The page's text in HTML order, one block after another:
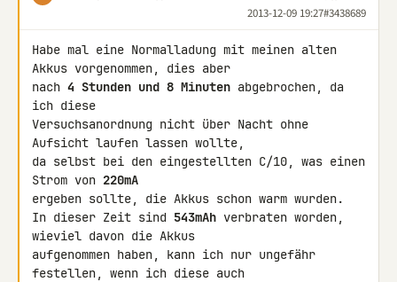
2013-12-09 19:27#3438689
Habe mal eine Normalladung mit meinen alten
Akkus vorgenommen, dies aber
nach 4 Stunden und 8 Minuten abgebrochen, da
ich diese
Versuchsanordnung nicht über Nacht ohne
Aufsicht laufen lassen wollte,
da selbst bei den eingestellten C/10, was einen
Strom von 220mA
ergeben sollte, die Akkus schon warm wurden.
In dieser Zeit sind 543mAh verbraten worden,
wieviel davon die Akkus
aufgenommen haben, kann ich nur ungefähr
festellen, wenn ich diese auch